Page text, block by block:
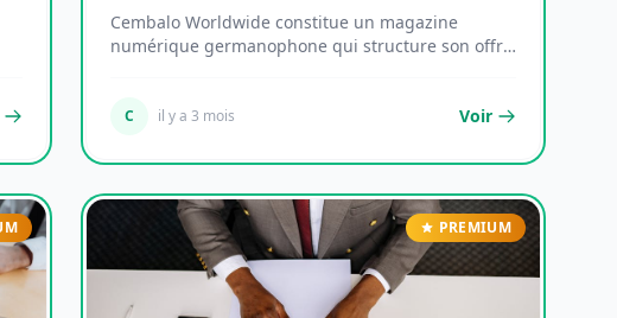
Cembalo Worldwide constitue un magazine
numérique germanophone qui structure son offre
C il y a 3 mois Voir
PREMIUM